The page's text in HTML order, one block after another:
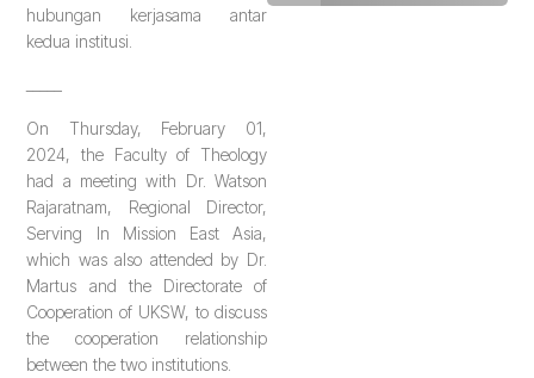
hubungan kerjasama antar
kedua institusi.
On Thursday, February 01,
2024, the Faculty of Theology
had a meeting with Dr. Watson
Rajaratnam, Regional Director,
Serving In Mission East Asia,
which was also attended by Dr.
Martus and the Directorate of
Cooperation of UKSW, to discuss
the cooperation relationship
between the two institutions.